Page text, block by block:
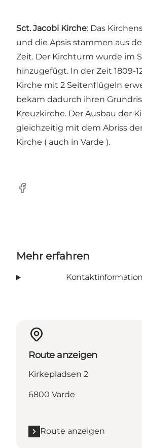
Sct. Jacobi Kirche: Das
und die Apsis stammen aus
Zeit. Der Kirchturm wurde im
hinzugefügt. In der Zeit 1809-
Kirche mit 2 Seitenflügeln
bekam dadurch ihren
Kreuzkirche. Der Ausbau der
gleichzeitig mit dem Abriss
Kirche ( auch in Varde ).
Facebook
Mehr erfahren
Route anzeigen
Kirkepladsen 2
6800 Varde
Route anzeigen